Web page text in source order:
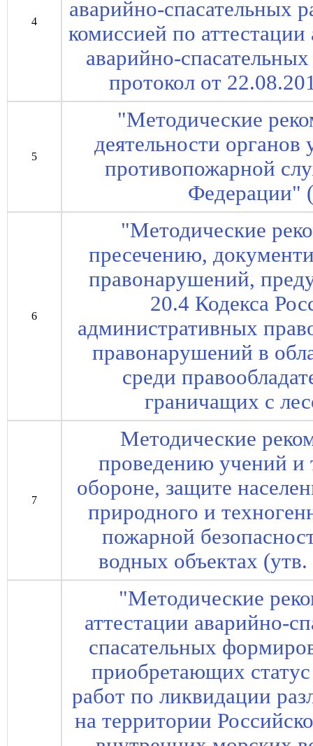
4
аварийно-спасательных
комиссией по
аварийно-
протокол от
5
"Методические
деятельности органов
противопожарной
Федерации"
6
"Методические
пресечению,
правонарушений,
20.4 Кодекса
административных
правонарушений в
среди
граничащих с
7
Методические
проведению учений и
обороне, защите
природного и
пожарной
водных объектах
"Методические
аттестации аварийно-
спасательных
приобретающих статус
работ по ликвидации
на территории